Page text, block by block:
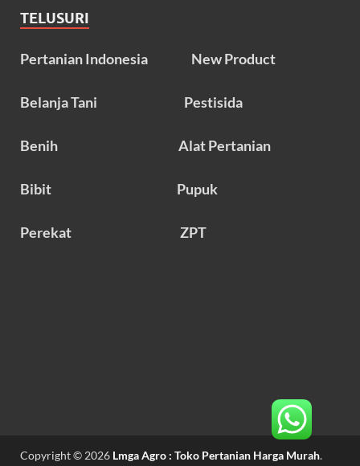
TELUSURI
Pertanian Indonesia New Product
Belanja Tani Pestisida
Benih Alat Pertanian
Bibit Pupuk
Perekat ZPT
Copyright © 2026 Lmga Agro : Toko Pertanian Harga Murah.